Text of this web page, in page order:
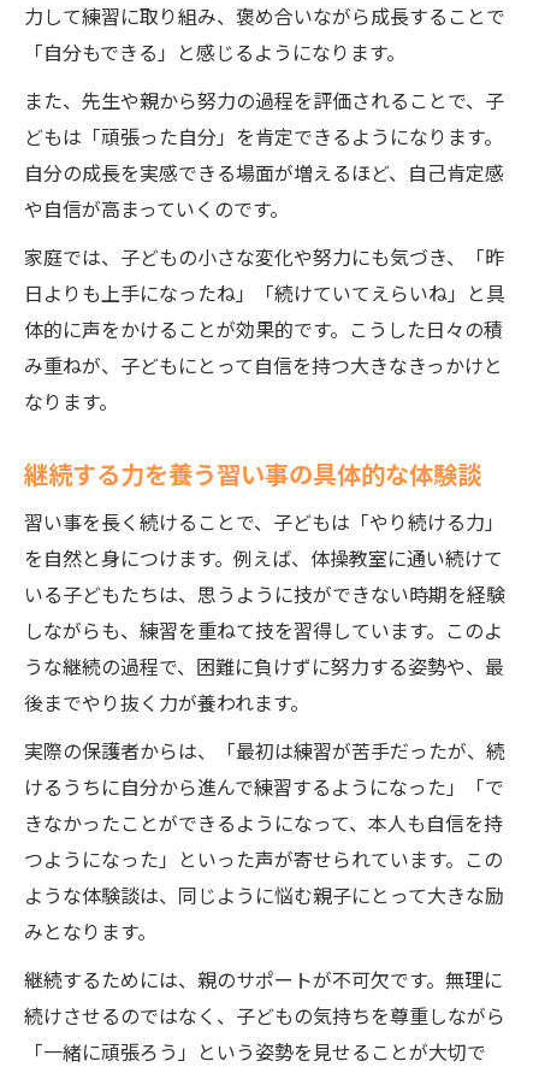
力して練習に取り組み、褒め合いながら成長することで
「自分もできる」と感じるようになります。
また、先生や親から努力の過程を評価されることで、子
どもは「頑張った自分」を肯定できるようになります。
自分の成長を実感できる場面が増えるほど、自己肯定感
や自信が高まっていくのです。
家庭では、子どもの小さな変化や努力にも気づき、「昨
日よりも上手になったね」「続けていてえらいね」と具
体的に声をかけることが効果的です。こうした日々の積
み重ねが、子どもにとって自信を持つ大きなきっかけと
なります。
継続する力を養う習い事の具体的な体験談
習い事を長く続けることで、子どもは「やり続ける力」
を自然と身につけます。例えば、体操教室に通い続けて
いる子どもたちは、思うように技ができない時期を経験
しながらも、練習を重ねて技を習得しています。このよ
うな継続の過程で、困難に負けずに努力する姿勢や、最
後までやり抜く力が養われます。
実際の保護者からは、「最初は練習が苦手だったが、続
けるうちに自分から進んで練習するようになった」「で
きなかったことができるようになって、本人も自信を持
つようになった」といった声が寄せられています。この
ような体験談は、同じように悩む親子にとって大きな励
みとなります。
継続するためには、親のサポートが不可欠です。無理に
続けさせるのではなく、子どもの気持ちを尊重しながら
「一緒に頑張ろう」という姿勢を見せることが大切で